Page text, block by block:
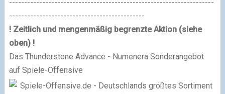
--------------------------------------------------------------------
---------------------------------------------
! Zeitlich und mengenmäßig begrenzte Aktion (siehe
oben) !
Das Thunderstone Advance - Numenera Sonderangebot
auf Spiele-Offensive